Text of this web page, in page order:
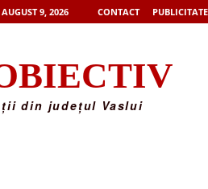
9, 2026 CONTACT PUBLICITATE
din județul Vaslui